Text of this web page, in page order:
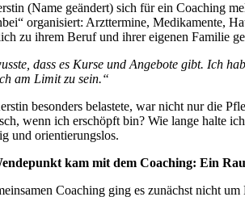
(Name geändert) sich für ein Coaching
organisiert: Arzttermine, Medikamente,
zu ihrem Beruf und ihrer eigenen Familie
dass es Kurse und Angebote gibt. Ich
am Limit zu sein.“
besonders belastete, war nicht nur die
wenn ich erschöpft bin? Wie lange halte
und orientierungslos.
kam mit dem Coaching: Ein
Coaching ging es zunächst nicht